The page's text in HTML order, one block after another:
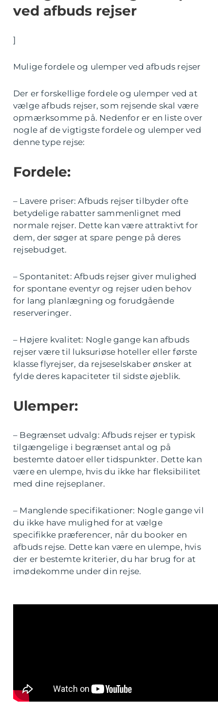
ved afbuds rejser
]
Mulige fordele og ulemper ved afbuds rejser
Der er forskellige fordele og ulemper ved at
vælge afbuds rejser, som rejsende skal være
opmærksomme på. Nedenfor er en liste over
nogle af de vigtigste fordele og ulemper ved
denne type rejse:
Fordele:
– Lavere priser: Afbuds rejser tilbyder ofte
betydelige rabatter sammenlignet med
normale rejser. Dette kan være attraktivt for
dem, der søger at spare penge på deres
rejsebudget.
– Spontanitet: Afbuds rejser giver mulighed
for spontane eventyr og rejser uden behov
for lang planlægning og forudgående
reserveringer.
– Højere kvalitet: Nogle gange kan afbuds
rejser være til luksuriøse hoteller eller første
klasse flyrejser, da rejseselskaber ønsker at
fylde deres kapaciteter til sidste øjeblik.
Ulemper:
– Begrænset udvalg: Afbuds rejser er typisk
tilgængelige i begrænset antal og på
bestemte datoer eller tidspunkter. Dette kan
være en ulempe, hvis du ikke har fleksibilitet
med dine rejseplaner.
– Manglende specifikationer: Nogle gange vil
du ikke have mulighed for at vælge
specifikke præferencer, når du booker en
afbuds rejse. Dette kan være en ulempe, hvis
der er bestemte kriterier, du har brug for at
imødekomme under din rejse.